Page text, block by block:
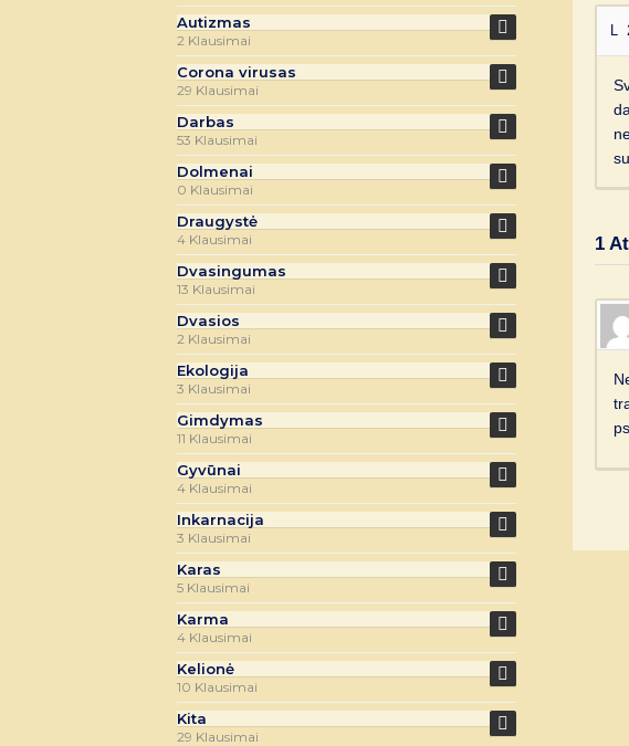
L
1
Autizmas
2 Klausimai
Corona virusas
29 Klausimai
Darbas
53 Klausimai
Dolmenai
0 Klausimai
Draugystė
4 Klausimai
Dvasingumas
13 Klausimai
Dvasios
2 Klausimai
Ekologija
3 Klausimai
Gimdymas
11 Klausimai
Gyvūnai
4 Klausimai
Inkarnacija
3 Klausimai
Karas
5 Klausimai
Karma
4 Klausimai
Kelionė
10 Klausimai
Kita
29 Klausimai